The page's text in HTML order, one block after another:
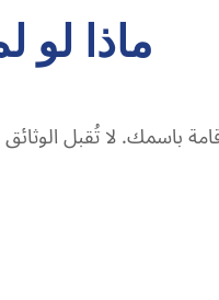
ماذا لو
باسمك. لا تُقبل